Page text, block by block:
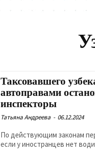
Таксовавшего
автоправами
инспекторы
Татьяна Андреева - 06.12.2024
По действующим законам
если у иностранцев нет